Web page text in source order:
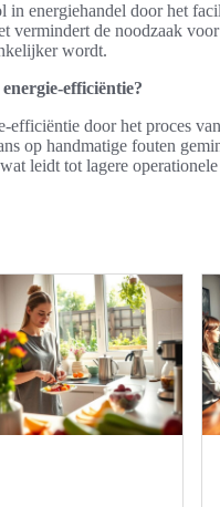
energiehandel door het
vermindert de noodzaak
wordt.
efficiëntie?
door het proces
op handmatige fouten
leidt tot lagere